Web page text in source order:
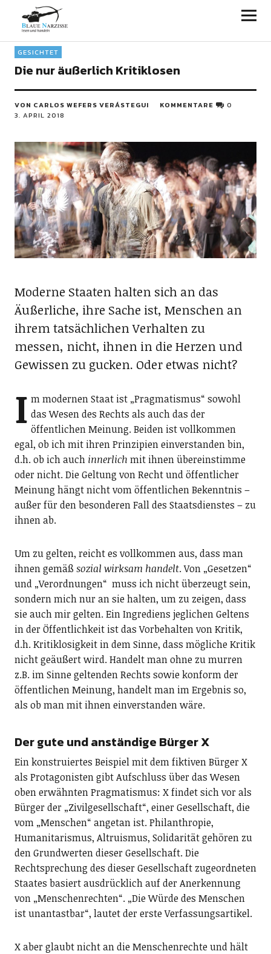
Blaue Narzisse
GESICHTET
Die nur äußerlich Kritiklosen
VON CARLOS WEFERS VERÁSTEGUI
3. APRIL 2018
KOMMENTARE 0
Moderne Staaten halten sich an das
Äußerliche, ihre Sache ist, Menschen an
ihrem tatsächlichen Verhalten zu
messen, nicht, ihnen in die Herzen und
Gewissen zu gucken. Oder etwas nicht?
I m modernen Staat ist „Pragmatismus“ sowohl
das Wesen des Rechts als auch das der
öffentlichen Meinung. Beiden ist vollkommen
egal, ob ich mit ihren Prinzipien einverstanden bin,
d.h. ob ich auch innerlich mit ihnen übereinstimme
oder nicht. Die Geltung von Recht und öffentlicher
Meinung hängt nicht vom öffentlichen Bekenntnis –
außer für den besonderen Fall des Staatsdienstes – zu
ihnen ab.
Um zu gelten, reicht es vollkommen aus, dass man
ihnen gemäß sozial wirksam handelt. Von „Gesetzen“
und „Verordnungen“ muss ich nicht überzeugt sein,
sondern mich nur an sie halten, um zu zeigen, dass
sie auch mir gelten. Ein Ingrediens jeglichen Geltens
in der Öffentlichkeit ist das Vorbehalten von Kritik,
d.h. Kritiklosigkeit in dem Sinne, dass mögliche Kritik
nicht geäußert wird. Handelt man ohne zu murren
z.B. im Sinne geltenden Rechts sowie konform der
öffentlichen Meinung, handelt man im Ergebnis so,
als ob man mit ihnen einverstanden wäre.
Der gute und anständige Bürger X
Ein konstruiertes Beispiel mit dem fiktiven Bürger X
als Protagonisten gibt Aufschluss über das Wesen
oben erwähnten Pragmatismus: X findet sich vor als
Bürger der „Zivilgesellschaft“, einer Gesellschaft, die
vom „Menschen“ angetan ist. Philanthropie,
Humanitarismus, Altruismus, Solidarität gehören zu
den Grundwerten dieser Gesellschaft. Die
Rechtsprechung des dieser Gesellschaft zugeordneten
Staates basiert ausdrücklich auf der Anerkennung
von „Menschenrechten“. „Die Würde des Menschen
ist unantastbar“, lautet der erste Verfassungsartikel.
X aber glaubt nicht an die Menschenrechte und hält